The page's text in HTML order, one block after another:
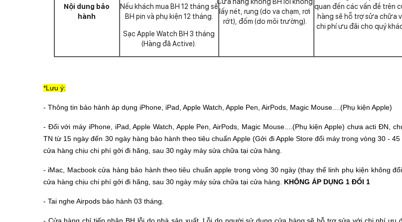
Nội dung bảo
hành
Nếu khách mua BH 12 tháng sẽ
BH pin và phụ kiện 12 tháng.
Sạc Apple Watch BH 3 tháng
(Hàng đã Active).
lấy nét, rung (do va chạm, rơi
rớt), đốm (do môi trường).
quan đến các vấn đề trên
hàng sẽ hỗ trợ sửa chữa
chi phí ưu đãi cho quý
*Lưu ý:
- Thông tin bảo hành áp dụng iPhone, iPad, Apple Watch, Apple Pen, AirPods, Magic Mouse....(Phụ kiện Apple)
- Đối với máy iPhone, iPad, Apple Watch, Apple Pen, AirPods , Magic Mouse....(Phụ kiện Apple) chưa acti ĐN,
TN từ 15 ngày đến 30 ngày hàng bảo hành theo tiêu chuẩn Apple (Gởi đi Apple Store đổi máy trong vòng 30 - 45
cửa hàng chịu chi phí gởi đi hãng, sau 30 ngày máy sửa chữa tại cửa hàng.
- iMac, Macbook cửa hàng bảo hành theo tiêu chuẩn apple trong vòng 30 ngày (thay thế linh phụ kiện không đổi
cửa hàng chịu chi phí gởi đi hãng, sau 30 ngày máy sửa chữa tại cửa hàng. KHÔNG ÁP DỤNG 1 ĐỔI 1
- Tai nghe Airpods bảo hành 03 tháng.
- Cửa hàng chỉ tiếp nhận BH lỗi do nhà sản xuất. Lỗi do người sử dụng cửa hàng sẽ hỗ trợ sửa với chi phí ưu